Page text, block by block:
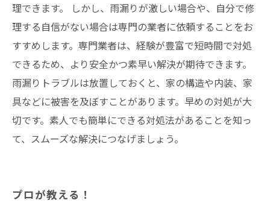
理できます。 しかし、雨漏りが激しい場合や、自分で修
理する自信がない場合は専門の業者に依頼することをお
すすめします。専門業者は、経験が豊富で短時間で対処
できるため、より安全かつ素早い解決が期待できます。
雨漏りトラブルは放置しておくと、家の構造や内装、家
具などに被害を及ぼすことがあります。早めの対処が大
切です。素人でも簡単にできる対処法があることを知っ
て、スムーズな解決につなげましょう。
プロが教える！